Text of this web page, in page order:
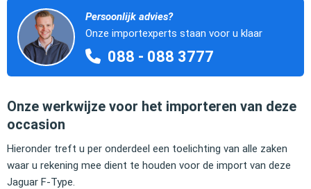
Persoonlijk advies?
Onze importexperts staan voor u klaar
088 - 088 3777
Onze werkwijze voor het importeren van deze
occasion
Hieronder treft u per onderdeel een toelichting van alle zaken
waar u rekening mee dient te houden voor de import van deze
Jaguar F-Type.